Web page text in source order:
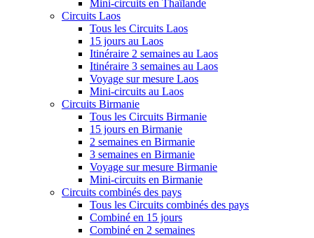
Mini-circuits en Thaïlande
Circuits Laos
Tous les Circuits Laos
15 jours au Laos
Itinéraire 2 semaines au Laos
Itinéraire 3 semaines au Laos
Voyage sur mesure Laos
Mini-circuits au Laos
Circuits Birmanie
Tous les Circuits Birmanie
15 jours en Birmanie
2 semaines en Birmanie
3 semaines en Birmanie
Voyage sur mesure Birmanie
Mini-circuits en Birmanie
Circuits combinés des pays
Tous les Circuits combinés des pays
Combiné en 15 jours
Combiné en 2 semaines